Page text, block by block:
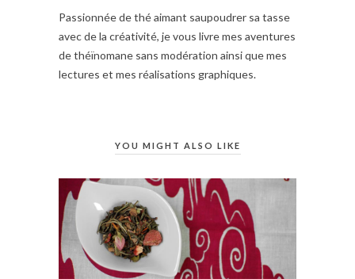
Passionnée de thé aimant saupoudrer sa tasse
avec de la créativité, je vous livre mes aventures
de théïnomane sans modération ainsi que mes
lectures et mes réalisations graphiques.
YOU MIGHT ALSO LIKE